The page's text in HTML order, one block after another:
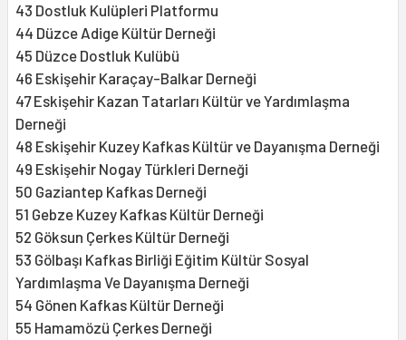
43 Dostluk Kulüpleri Platformu
44 Düzce Adige Kültür Derneği
45 Düzce Dostluk Kulübü
46 Eskişehir Karaçay-Balkar Derneği
47 Eskişehir Kazan Tatarları Kültür ve Yardımlaşma
Derneği
48 Eskişehir Kuzey Kafkas Kültür ve Dayanışma Derneği
49 Eskişehir Nogay Türkleri Derneği
50 Gaziantep Kafkas Derneği
51 Gebze Kuzey Kafkas Kültür Derneği
52 Göksun Çerkes Kültür Derneği
53 Gölbaşı Kafkas Birliği Eğitim Kültür Sosyal
Yardımlaşma Ve Dayanışma Derneği
54 Gönen Kafkas Kültür Derneği
55 Hamamözü Çerkes Derneği